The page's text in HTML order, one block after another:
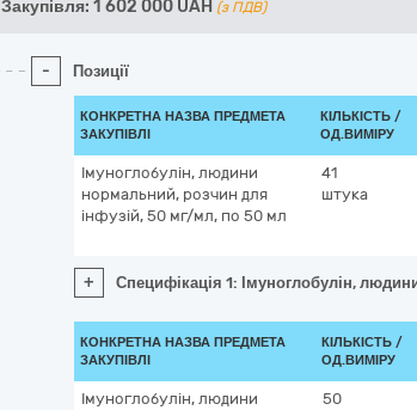
Закупівля: 1 602 000 UAH (з ПДВ)
- Позиції
КОНКРЕТНА НАЗВА ПРЕДМЕТА
ЗАКУПІВЛІ
КІЛЬКІСТЬ /
ОД.ВИМІРУ
Імуноглобулін, людини
нормальний, розчин для
інфузій, 50 мг/мл, по 50 мл
41
штука
+ Специфікація 1: Імуноглобулін,
КОНКРЕТНА НАЗВА ПРЕДМЕТА
ЗАКУПІВЛІ
КІЛЬКІСТЬ /
ОД.ВИМІРУ
Імуноглобулін, людини
50